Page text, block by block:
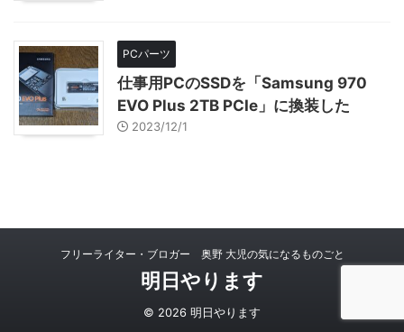
PCパーツ
仕事用PCのSSDを「Samsung 970
EVO Plus 2TB PCIe」に換装した
2023/12/1
フリーライター・ブロガー 奥野 大児の気になるものごと
明日やります
© 2026 明日やります